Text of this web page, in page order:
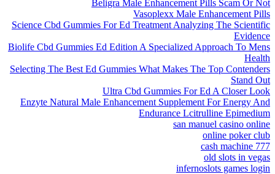
Beligra Male Enhancement Pills Scam Or Not
Vasoplexx Male Enhancement Pills
Science Cbd Gummies For Ed Treatment Analyzing The Scientific
Evidence
Biolife Cbd Gummies Ed Edition A Specialized Approach To Mens
Health
Selecting The Best Ed Gummies What Makes The Top Contenders
Stand Out
Ultra Cbd Gummies For Ed A Closer Look
Enzyte Natural Male Enhancement Supplement For Energy And
Endurance Lcitrulline Epimedium
san manuel casino online
online poker club
777 cash machine
old slots in vegas
infernoslots games login